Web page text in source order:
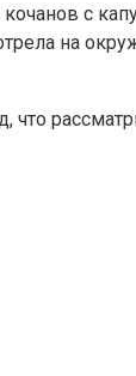
с
на